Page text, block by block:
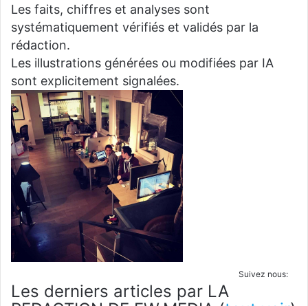
Les faits, chiffres et analyses sont
systématiquement vérifiés et validés par la
rédaction.
Les illustrations générées ou modifiées par IA
sont explicitement signalées.
Suivez nous:
Les derniers articles par LA